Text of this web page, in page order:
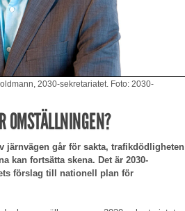
2030-sekretariatet. Foto: 2030-
OMSTÄLLNINGEN?
järnvägen går för sakta, trafikdödligheten
kan fortsätta skena. Det är 2030-
förslag till nationell plan för